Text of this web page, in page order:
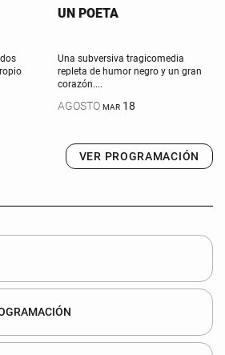
UN POETA
Una subversiva tragicomedia
repleta de humor negro y un gran
corazón....
AGOSTO MAR 18
VER PROGRAMACIÓN